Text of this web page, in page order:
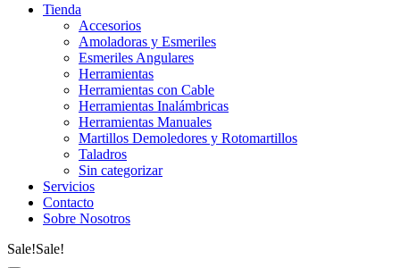
Tienda
Accesorios
Amoladoras y Esmeriles
Esmeriles Angulares
Herramientas
Herramientas con Cable
Herramientas Inalámbricas
Herramientas Manuales
Martillos Demoledores y Rotomartillos
Taladros
Sin categorizar
Servicios
Contacto
Sobre Nosotros
Sale!Sale!